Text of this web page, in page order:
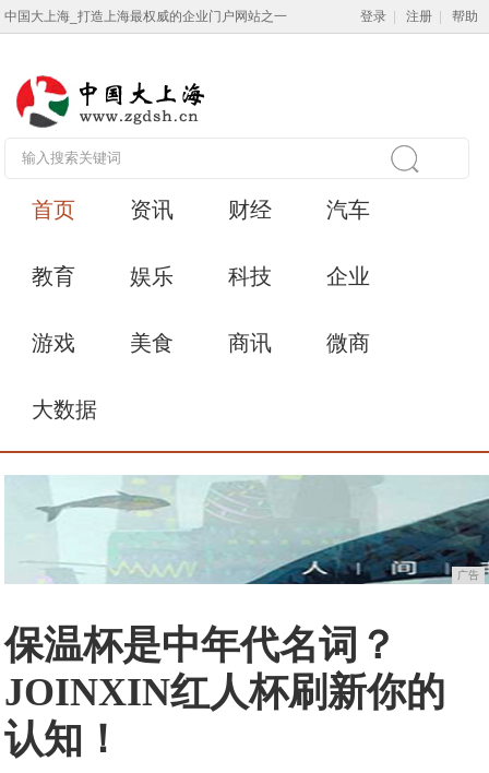
中国大上海_打造上海最权威的企业门户网站之一 登录 注册 帮助
首页 资讯 财经 汽车
教育 娱乐 科技 企业
游戏 美食 商讯 微商
大数据
广告
保温杯是中年代名词？
JOINXIN红人杯刷新你的
认知！